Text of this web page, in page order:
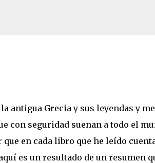
en 2026
antigua Grecia y sus leyendas y
con seguridad suenan a todo el
en cada libro que he leído
es un resultado de un resumen